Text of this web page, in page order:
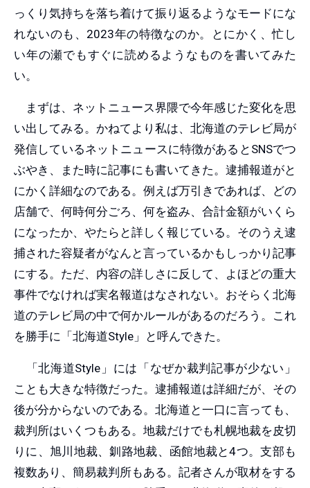
っくり気持ちを落ち着けて振り返るようなモードにな
れないのも、2023年の特徴なのか。とにかく、忙し
い年の瀬でもすぐに読めるようなものを書いてみた
い。
まずは、ネットニュース界隈で今年感じた変化を思
い出してみる。かねてより私は、北海道のテレビ局が
発信しているネットニュースに特徴があるとSNSでつ
ぶやき、また時に記事にも書いてきた。逮捕報道がと
にかく詳細なのである。例えば万引きであれば、どの
店舗で、何時何分ごろ、何を盗み、合計金額がいくら
になったか、やたらと詳しく報じている。そのうえ逮
捕された容疑者がなんと言っているかもしっかり記事
にする。ただ、内容の詳しさに反して、よほどの重大
事件でなければ実名報道はなされない。おそらく北海
道のテレビ局の中で何かルールがあるのだろう。これ
を勝手に「北海道Style」と呼んできた。
「北海道Style」には「なぜか裁判記事が少ない」
ことも大きな特徴だった。逮捕報道は詳細だが、その
後が分からないのである。北海道と一口に言っても、
裁判所はいくつもある。地裁だけでも札幌地裁を皮切
りに、旭川地裁、釧路地裁、函館地裁と4つ。支部も
複数あり、簡易裁判所もある。記者さんが取材をする